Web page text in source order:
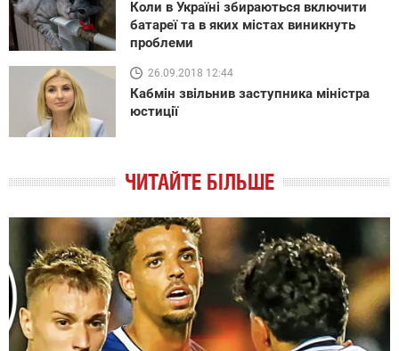
Коли в Україні збираються включити
батареї та в яких містах виникнуть
проблеми
26.09.2018 12:44
Кабмін звільнив заступника міністра
юстиції
ЧИТАЙТЕ БІЛЬШЕ